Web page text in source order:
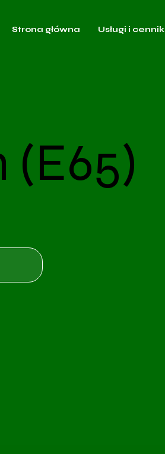
Strona główna Usługi i cennik
(E65)